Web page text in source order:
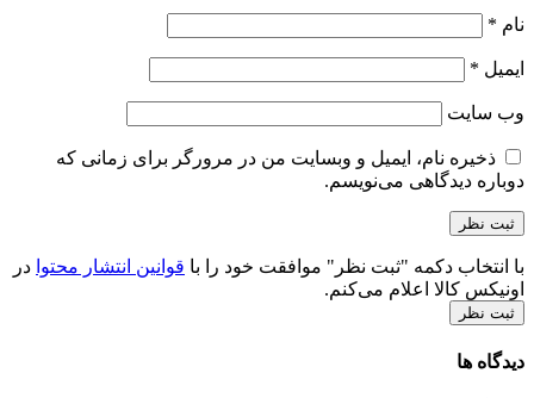
نام *
ایمیل *
وب‌ سایت
ذخیره نام، ایمیل و وبسایت من در مرورگر برای زمانی که
دوباره دیدگاهی می‌نویسم.
با انتخاب دکمه "ثبت نظر" موافقت خود را با قوانین انتشار محتوا در
اونیکس کالا اعلام می‌کنم.
ثبت نظر
دیدگاه ها